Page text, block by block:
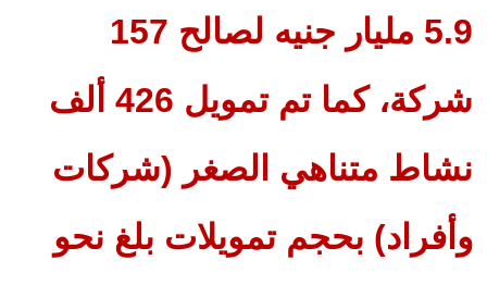
5.9 مليار جنيه لصالح 157
شركة، كما تم تمويل 426 ألف
نشاط متناهي الصغر (شركات
وأفراد) بحجم تمويلات بلغ نحو